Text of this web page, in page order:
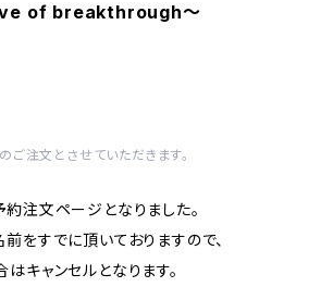
of breakthrough～
ご注文とさせていただきます。
注文ページとなりました。
をすでに頂いておりますので、
キャンセルとなります。